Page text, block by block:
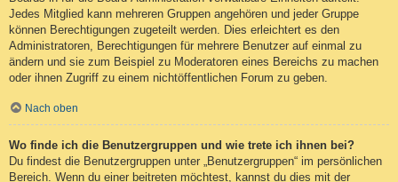
Jedes Mitglied kann mehreren Gruppen angehören und jeder Gruppe
können Berechtigungen zugeteilt werden. Dies erleichtert es den
Administratoren, Berechtigungen für mehrere Benutzer auf einmal zu
ändern und sie zum Beispiel zu Moderatoren eines Bereichs zu machen
oder ihnen Zugriff zu einem nichtöffentlichen Forum zu geben.
Nach oben
Wo finde ich die Benutzergruppen und wie trete ich ihnen bei?
Du findest die Benutzergruppen unter „Benutzergruppen“ im persönlichen
Bereich. Wenn du einer beitreten möchtest, kannst du dies mit der